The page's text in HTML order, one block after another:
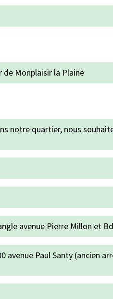
de Monplaisir la Plaine
notre quartier, nous
avenue Pierre Millon et
avenue Paul Santy (ancien